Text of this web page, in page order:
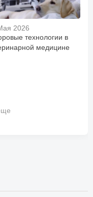
2026
технологии в
медицине